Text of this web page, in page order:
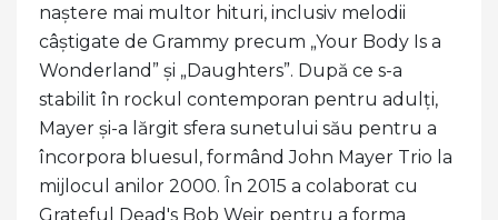
naștere mai multor hituri, inclusiv melodii
câștigate de Grammy precum „Your Body Is a
Wonderland” și „Daughters”. După ce s-a
stabilit în rockul contemporan pentru adulți,
Mayer și-a lărgit sfera sunetului său pentru a
încorpora bluesul, formând John Mayer Trio la
mijlocul anilor 2000. În 2015 a colaborat cu
Grateful Dead's Bob Weir pentru a forma